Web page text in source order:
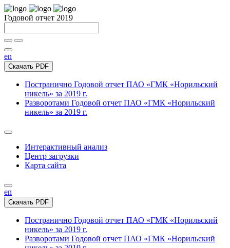
Годовой отчет 2019
en
Скачать PDF
Постранично Годовой отчет ПАО «ГМК «Норильский
никель» за 2019 г.
Разворотами Годовой отчет ПАО «ГМК «Норильский
никель» за 2019 г.
Интерактивный анализ
Центр загрузки
Карта сайта
en
Скачать PDF
Постранично Годовой отчет ПАО «ГМК «Норильский
никель» за 2019 г.
Разворотами Годовой отчет ПАО «ГМК «Норильский